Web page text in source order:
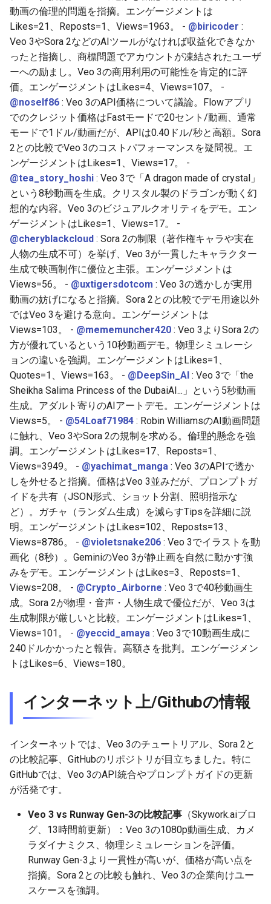
2026-06-12
2026-06-11
2026-06-10
2026-06-09
2026-06-08
2026-06-07
2026-06-06
2026-06-05
2026-06-04
2026-06-03
2026-06-02
2026-06-01
2026-05-31
2026-05-30
2026-05-29
2026-05-28
2026-05-27
2026-05-26
2026-05-25
2026-05-24
2026-05-23
2026-05-22
2026-05-18
2026-05-17
2026-05-16
2026-05-15
2026-05-14
2025-11-27
2025-11-26
2025-11-25
2025-11-24
2025-11-23
2025-11-22
2025-11-21
2025-11-20
2025-11-19
2025-11-18
2025-11-17
2025-11-16
2025-11-15
2025-11-14
2025-11-13
2025-11-12
2025-11-11
2025-11-10
2025-11-09
2025-11-08
2025-11-07
2025-11-06
2025-11-02
2025-11-01
2025-10-31
2025-10-30
2025-10-29
2026-06-12
2026-06-11
2026-06-10
2026-06-09
2026-06-08
2026-06-07
2026-06-06
2026-06-05
2026-06-04
2026-06-03
2026-06-02
2026-06-01
2026-05-31
2026-05-30
2026-05-29
2026-05-28
2026-05-27
2026-05-26
2026-05-25
2026-05-24
2026-05-23
2026-05-22
2026-05-18
2026-05-17
2026-05-16
2026-05-15
2026-05-14
2025-11-27
2025-11-26
2025-11-25
2025-11-24
2025-11-23
2025-11-22
2025-11-21
2025-11-20
2025-11-19
2025-11-18
2025-11-17
2025-11-16
2025-11-15
2025-11-14
2025-11-13
2025-11-12
2025-11-11
2025-11-10
2025-11-09
2025-11-08
2025-11-07
2025-11-06
2025-11-02
2025-11-01
2025-10-31
2025-10-30
2025-10-29
2026-06-09
2026-06-08
2026-06-07
2026-06-06
2026-06-05
2026-06-04
2026-06-03
2026-06-02
2026-06-01
2026-05-31
2026-05-30
2026-05-29
2026-05-28
2026-05-27
2026-05-26
2026-05-25
2026-05-24
2026-05-23
2026-05-22
2026-05-21
2026-05-20
2026-05-19
2026-05-15
2026-05-14
2026-05-13
2026-05-12
2026-05-11
2025-11-27
2025-11-26
2025-11-25
2025-11-24
2025-11-23
2025-11-22
2025-11-21
2025-11-20
2025-11-19
2025-11-18
2025-11-17
2025-11-16
2025-11-15
2025-11-14
2025-11-13
2025-11-12
2025-11-11
2025-11-10
2025-11-09
2025-11-08
2025-11-07
2025-11-06
2025-11-02
2025-11-01
2025-10-31
2025-10-30
2025-10-29
2026-06-10
2026-06-09
2026-06-07
2026-06-06
2026-06-05
2026-06-04
2026-06-03
2026-06-02
2026-05-31
2026-05-30
2026-05-29
2026-05-28
2026-05-27
2026-05-26
2026-05-25
2026-05-24
2026-05-23
2026-05-22
2026-05-21
2026-05-20
2026-05-19
2026-05-18
2026-05-17
2026-05-16
2026-05-15
2026-05-14
2026-05-13
2026-05-12
2026-05-11
2026-05-10
2026-05-09
2026-06-12
2026-06-11
2026-06-10
2026-06-09
2026-06-08
2026-06-07
2026-06-06
2026-06-05
2026-06-04
2026-06-03
2026-06-02
2026-06-01
2026-05-31
2026-05-30
2026-05-29
2026-05-28
2026-05-27
2026-05-26
2026-05-25
2026-05-24
2026-05-23
2026-05-22
2026-06-06
2026-06-05
2026-06-04
2026-06-03
2026-06-02
2026-06-01
2026-05-31
2026-05-30
動画の倫理的問題を指摘。エンゲージメントは
Likes=21、Reposts=1、Views=1963。 - @biricoder :
Veo 3やSora 2などのAIツールがなければ収益化できなか
ったと指摘し、商標問題でアカウントが凍結されたユーザ
ーへの励まし。Veo 3の商用利用の可能性を肯定的に評
価。エンゲージメントはLikes=4、Views=107。 -
@noself86 : Veo 3のAPI価格について議論。Flowアプリ
でのクレジット価格はFastモードで20セント/動画、通常
モードで1ドル/動画だが、APIは0.40ドル/秒と高額。Sora
2との比較でVeo 3のコストパフォーマンスを疑問視。エ
ンゲージメントはLikes=1、Views=17。 -
@tea_story_hoshi : Veo 3で「A dragon made of crystal」
という8秒動画を生成。クリスタル製のドラゴンが動く幻
想的な内容。Veo 3のビジュアルクオリティをデモ。エン
ゲージメントはLikes=1、Views=17。 -
@cheryblackcloud : Sora 2の制限（著作権キャラや実在
人物の生成不可）を挙げ、Veo 3が一貫したキャラクター
生成で映画制作に優位と主張。エンゲージメントは
Views=56。 - @uxtigersdotcom : Veo 3の透かしが実用
動画の妨げになると指摘。Sora 2との比較でデモ用途以外
ではVeo 3を避ける意向。エンゲージメントは
Views=103。 - @mememuncher420 : Veo 3よりSora 2の
方が優れているという10秒動画デモ。物理シミュレーシ
ョンの違いを強調。エンゲージメントはLikes=1、
Quotes=1、Views=163。 - @DeepSin_AI : Veo 3で「the
Sheikha Salima Princess of the DubaiAI...」という5秒動画
生成。アダルト寄りのAIアートデモ。エンゲージメントは
Views=5。 - @54Loaf71984 : Robin WilliamsのAI動画問題
に触れ、Veo 3やSora 2の規制を求める。倫理的懸念を強
調。エンゲージメントはLikes=17、Reposts=1、
Views=3949。 - @yachimat_manga : Veo 3のAPIで透か
しを外せると指摘。価格はVeo 3並みだが、プロンプトガ
イドを共有（JSON形式、ショット分割、照明指示な
ど）。ガチャ（ランダム生成）を減らすTipsを詳細に説
明。エンゲージメントはLikes=102、Reposts=13、
Views=8786。 - @violetsnake206 : Veo 3でイラストを動
画化（8秒）。GeminiのVeo 3が静止画を自然に動かす強
みをデモ。エンゲージメントはLikes=3、Reposts=1、
Views=208。 - @Crypto_Airborne : Veo 3で40秒動画生
成。Sora 2が物理・音声・人物生成で優位だが、Veo 3は
生成制限が厳しいと比較。エンゲージメントはLikes=1、
Views=101。 - @yeccid_amaya : Veo 3で10動画生成に
240ドルかかったと報告。高額さを批判。エンゲージメン
トはLikes=6、Views=180。
インターネット上/Githubの情報
インターネットでは、Veo 3のチュートリアル、Sora 2と
の比較記事、GitHubのリポジトリが目立ちました。特に
GitHubでは、Veo 3のAPI統合やプロンプトガイドの更新
が活発です。
Veo 3 vs Runway Gen-3の比較記事 （Skywork.aiブロ
グ、13時間前更新）：Veo 3の1080p動画生成、カメ
ラダイナミクス、物理シミュレーションを評価。
Runway Gen-3より一貫性が高いが、価格が高い点を
指摘。Sora 2との比較も触れ、Veo 3の企業向けユー
スケースを強調。